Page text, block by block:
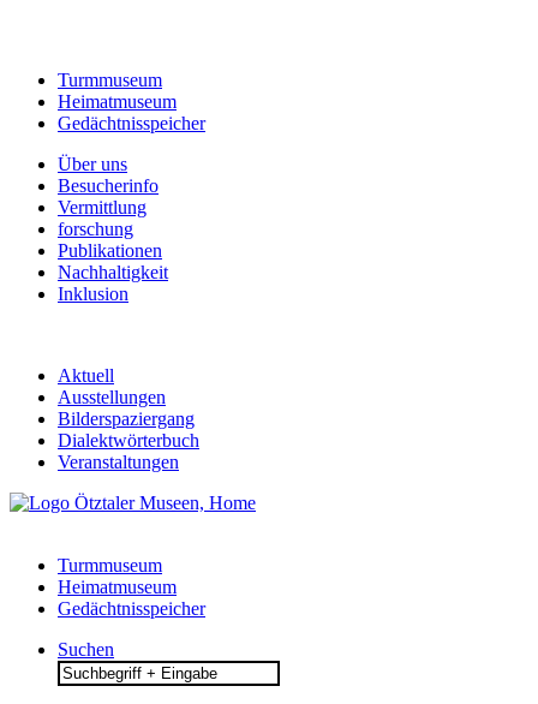
Turmmuseum
Heimatmuseum
Gedächtnisspeicher
Über uns
Besucherinfo
Vermittlung
forschung
Publikationen
Nachhaltigkeit
Inklusion
Aktuell
Ausstellungen
Bilderspaziergang
Dialektwörterbuch
Veranstaltungen
Turmmuseum
Heimatmuseum
Gedächtnisspeicher
Suchen
Search
for: